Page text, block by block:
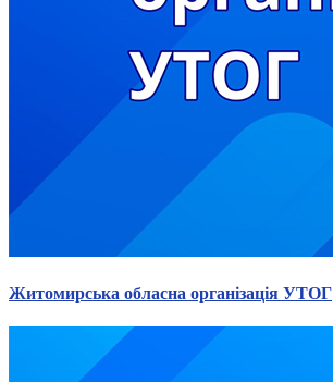
Житомирська обласна організація УТОГ